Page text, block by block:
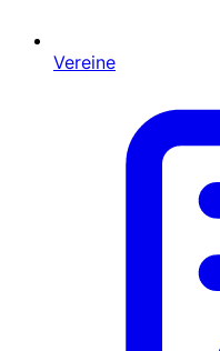
Vereine